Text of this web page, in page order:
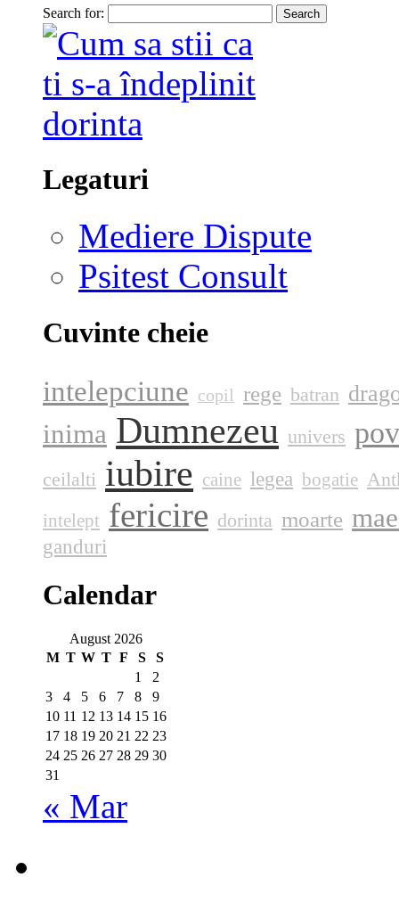
Search for:
Legaturi
Mediere Dispute
Psitest Consult
Cuvinte cheie
intelepciune copil rege batran
inima Dumnezeu univers
ceilalti iubire caine legea bogatie
intelept fericire dorinta moarte
ganduri
Calendar
August 2026
M T W T F S
S
1
2
3
4 5 6 7 8
9
10 11 12 13 14 15 16
17 18 19 20 21 22 23
24 25 26 27 28 29 30
31
« Mar